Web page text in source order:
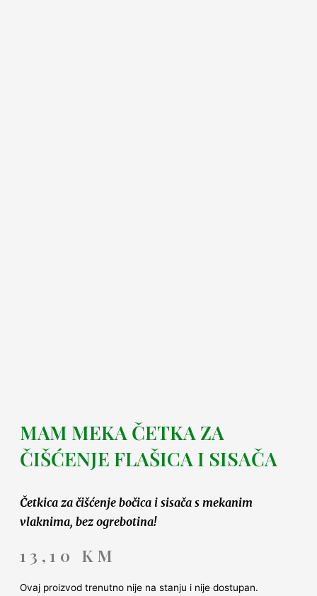
MAM MEKA ČETKA ZA
ČIŠĆENJE FLAŠICA I SISAČA
Četkica za čišćenje bočica i sisača s mekanim
vlaknima, bez ogrebotina!
13,10 KM
Ovaj proizvod trenutno nije na stanju i nije dostupan.